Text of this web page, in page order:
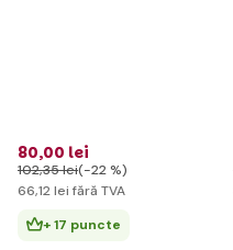
80,00 lei
102,35 lei(-22 %)
66,12 lei fără TVA
+ 17 puncte